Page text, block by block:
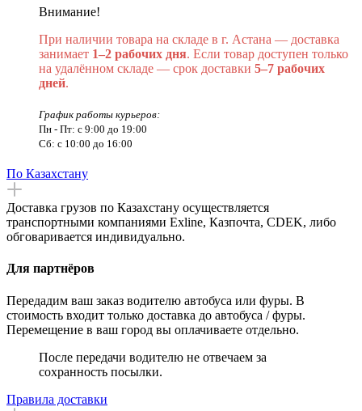
Внимание!
При наличии товара на складе в г. Астана — доставка
занимает 1–2 рабочих дня. Если товар доступен только
на удалённом складе — срок доставки 5–7 рабочих
дней.
График работы курьеров:
Пн - Пт: с 9:00 до 19:00
Сб: с 10:00 до 16:00
По Казахстану
Доставка грузов по Казахстану осуществляется
транспортными компаниями Exline, Казпочта, CDEK, либо
обговаривается индивидуально.
Для партнёров
Передадим ваш заказ водителю автобуса или фуры. В
стоимость входит только доставка до автобуса / фуры.
Перемещение в ваш город вы оплачиваете отдельно.
После передачи водителю не отвечаем за
сохранность посылки.
Правила доставки